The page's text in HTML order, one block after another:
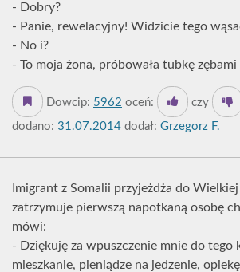
- Dobry?
- Panie, rewelacyjny! Widzicie tego
- No i?
- To moja żona, próbowała tubkę
Dowcip: 5962 oceń: czy
dodano: 31.07.2014 dodał: Grzegorz F.
Imigrant z Somalii przyjeżdża do
zatrzymuje pierwszą napotkaną osobę
mówi:
- Dziękuję za wpuszczenie mnie do tego
mieszkanie, pieniądze na jedzenie,